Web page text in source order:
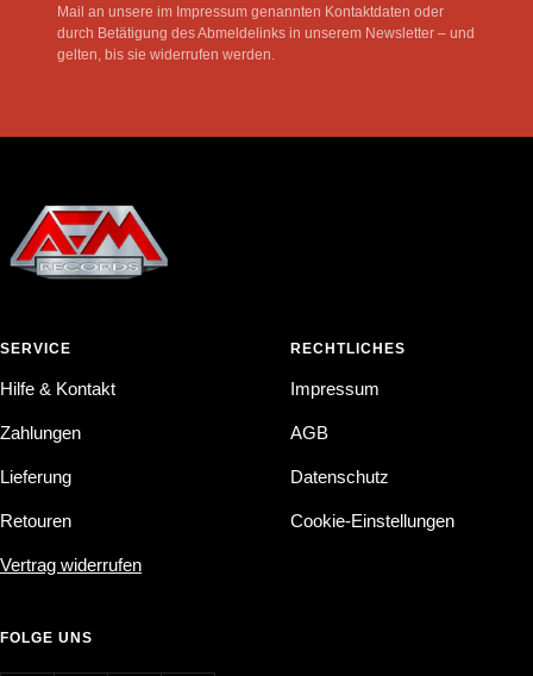
Mail an unsere im Impressum genannten Kontaktdaten oder
durch Betätigung des Abmeldelinks in unserem Newsletter – und
gelten, bis sie widerrufen werden.
SERVICE
Hilfe & Kontakt
Zahlungen
Lieferung
Retouren
Vertrag widerrufen
RECHTLICHES
Impressum
AGB
Datenschutz
Cookie-Einstellungen
FOLGE UNS